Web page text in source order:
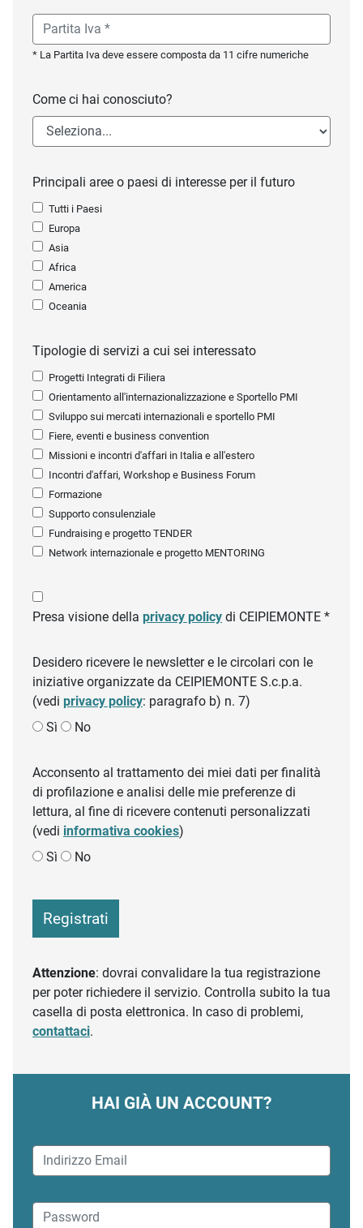
* La Partita Iva deve essere composta da 11 cifre numeriche
Come ci hai conosciuto?
Principali aree o paesi di interesse per il futuro
Tutti i Paesi
Europa
Asia
Africa
America
Oceania
Tipologie di servizi a cui sei interessato
Progetti Integrati di Filiera
Orientamento all'internazionalizzazione e Sportello PMI
Sviluppo sui mercati internazionali e sportello PMI
Fiere, eventi e business convention
Missioni e incontri d'affari in Italia e all'estero
Incontri d'affari, Workshop e Business Forum
Formazione
Supporto consulenziale
Fundraising e progetto TENDER
Network internazionale e progetto MENTORING
Presa visione della privacy policy di CEIPIEMONTE *
Desidero ricevere le newsletter e le circolari con le
iniziative organizzate da CEIPIEMONTE S.c.p.a.
(vedi privacy policy: paragrafo b) n. 7)
Sì
No
Acconsento al trattamento dei miei dati per finalità
di profilazione e analisi delle mie preferenze di
lettura, al fine di ricevere contenuti personalizzati
(vedi informativa cookies)
Sì
No
Registrati
Attenzione: dovrai convalidare la tua registrazione
per poter richiedere il servizio. Controlla subito la tua
casella di posta elettronica. In caso di problemi,
contattaci.
HAI GIÀ UN ACCOUNT?